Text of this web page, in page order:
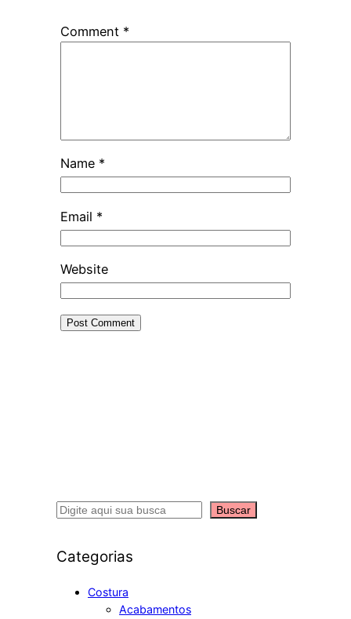
Comment *
Name *
Email *
Website
S
a
Buscar
Categorias
Costura
Acabamentos